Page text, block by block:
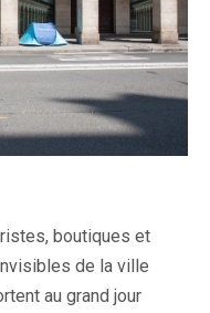
boutiques et
de la ville
au grand jour